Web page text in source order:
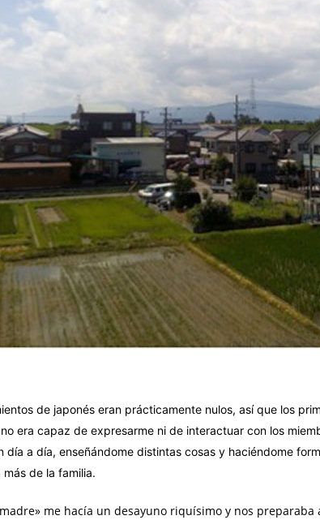
de japonés eran prácticamente nulos, así que los
era capaz de expresarme ni de interactuar con los
día a día, enseñándome distintas cosas y haciéndome
de la familia.
me hacía un desayuno riquísimo y nos